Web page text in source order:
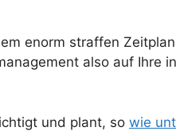
enorm straffen
also auf Ihre
und plant, so wie